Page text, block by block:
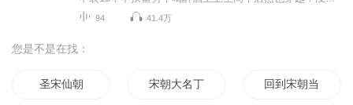
94 41.4万
您是不是在找：
圣宋仙朝 宋朝大名丁 回到宋朝当暴君